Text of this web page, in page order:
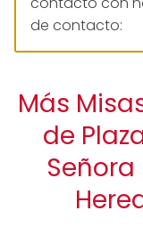
de contacto:
Más
de
Señora